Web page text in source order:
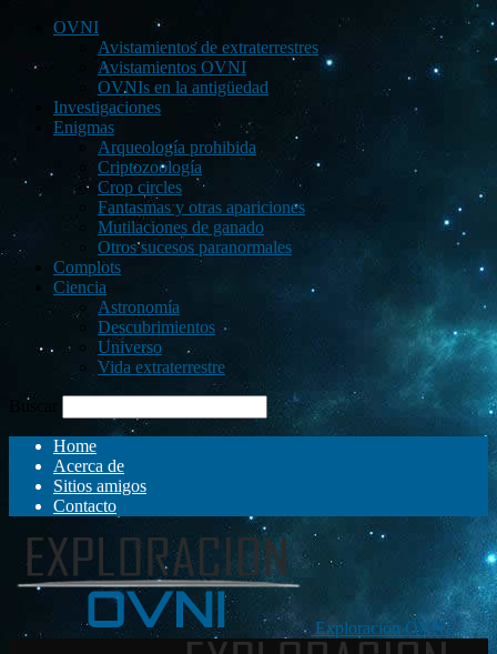
OVNI
Avistamientos de extraterrestres
Avistamientos OVNI
OVNIs en la antigüedad
Investigaciones
Enigmas
Arqueología prohibida
Criptozoología
Crop circles
Fantasmas y otras apariciones
Mutilaciones de ganado
Otros sucesos paranormales
Complots
Ciencia
Astronomía
Descubrimientos
Universo
Vida extraterrestre
Buscar
Home
Acerca de
Sitios amigos
Contacto
Exploración OVNI